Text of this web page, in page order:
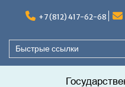
+7 (812) 417-62-68
Быстрые ссылки